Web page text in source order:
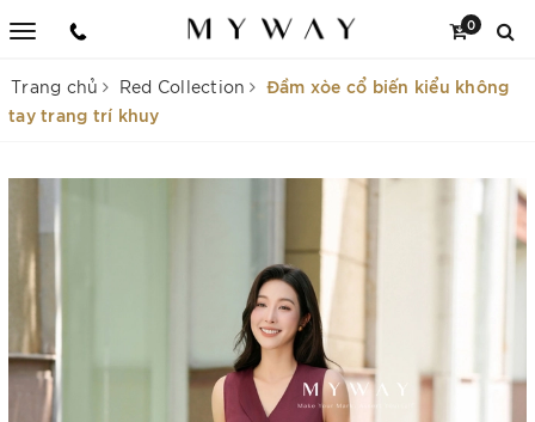
0
Trang chủ Red Collection
Đầm xòe cổ biến kiểu không
tay trang trí khuy